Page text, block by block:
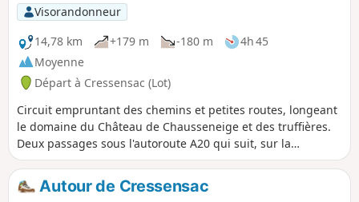
Visorandonneur
14,78 km
+179 m -180 m
4h 45
Moyenne
Départ à Cressensac (Lot)
Circuit empruntant des chemins et petites routes, longeant
le domaine du Château de Chausseneige et des truffières.
Deux passages sous l'autoroute A20 qui suit, sur la
commune, la vallée de l'ancienne Rivière l'Orupt, devenue
souterraine suite à un tremblement de terre au XVème
siècle.Autour de Cressensac